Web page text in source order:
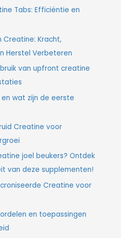
Tabs: Efficiëntie en
Creatine: Kracht,
Herstel Verbeteren
van upfront creatine
wat zijn de eerste
Creatine voor
joel beukers? Ontdek
van deze supplementen!
Creatine voor
en toepassingen